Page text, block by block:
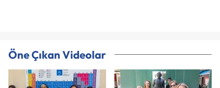
Öne Çıkan Videolar